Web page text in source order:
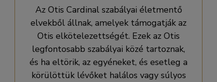
Az Otis Cardinal szabályai életmentő
elvekből állnak, amelyek támogatják az
Otis elkötelezettségét. Ezek az Otis
legfontosabb szabályai közé tartoznak,
és ha eltörik, az egyéneket, és esetleg a
körülöttük lévőket halálos vagy súlyos